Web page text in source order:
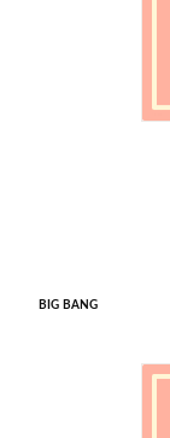
BIG BANG